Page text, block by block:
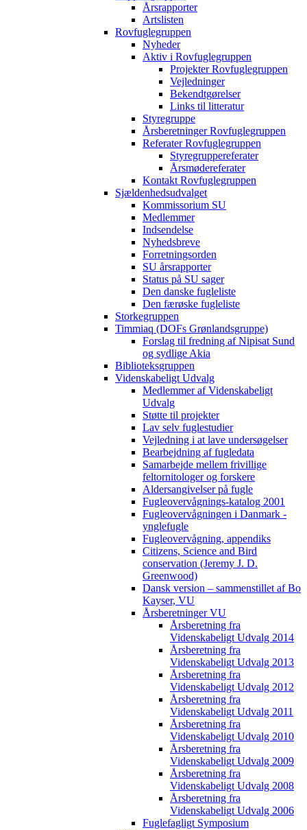
Årsrapporter
Artslisten
Rovfuglegruppen
Nyheder
Aktiv i Rovfuglegruppen
Projekter Rovfuglegruppen
Vejledninger
Bekendtgørelser
Links til litteratur
Styregruppe
Årsberetninger Rovfuglegruppen
Referater Rovfuglegruppen
Styregruppereferater
Årsmødereferater
Kontakt Rovfuglegruppen
Sjældenhedsudvalget
Kommissorium SU
Medlemmer
Indsendelse
Nyhedsbreve
Forretningsorden
SU årsrapporter
Status på SU sager
Den danske fugleliste
Den færøske fugleliste
Storkegruppen
Timmiaq (DOFs Grønlandsgruppe)
Forslag til fredning af Nipisat Sund
og sydlige Akia
Biblioteksgruppen
Videnskabeligt Udvalg
Medlemmer af Videnskabeligt
Udvalg
Støtte til projekter
Lav selv fuglestudier
Vejledning i at lave undersøgelser
Bearbejdning af fugledata
Samarbejde mellem frivillige
feltornitologer og forskere
Aldersangivelser på fugle
Fugleovervågnings-katalog 2001
Fugleovervågningen i Danmark -
ynglefugle
Fugleovervågning, appendiks
Citizens, Science and Bird
conservation (Jeremy J. D.
Greenwood)
Dansk version – sammenstillet af Bo
Kayser, VU
Årsberetninger VU
Årsberetning fra
Videnskabeligt Udvalg 2014
Årsberetning fra
Videnskabeligt Udvalg 2013
Årsberetning fra
Videnskabeligt Udvalg 2012
Årsberetning fra
Videnskabeligt Udvalg 2011
Årsberetning fra
Videnskabeligt Udvalg 2010
Årsberetning fra
Videnskabeligt Udvalg 2009
Årsberetning fra
Videnskabeligt Udvalg 2008
Årsberetning fra
Videnskabeligt Udvalg 2006
Fuglefagligt Symposium